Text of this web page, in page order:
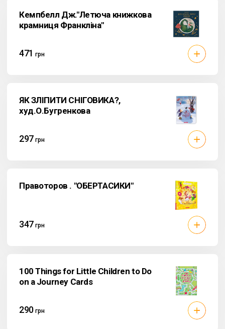
Кемпбелл Дж."Летюча книжкова
крамниця Франкліна"
471 грн
ЯК ЗЛІПИТИ СНІГОВИКА?,
худ.О.Бугренкова
297 грн
Правоторов . "ОБЕРТАСИКИ"
347 грн
100 Things for Little Children to Do
on a Journey Cards
290 грн